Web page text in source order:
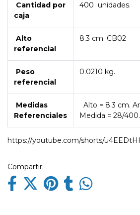
Cantidad por
caja
400 unidades.
Alto
referencial
8.3 cm. CB02
Peso
referencial
0.0210 kg.
Medidas
Referenciales
Alto = 8.3 cm.
Medida = 28/400.
https://youtube.com/shorts/
Compartir: